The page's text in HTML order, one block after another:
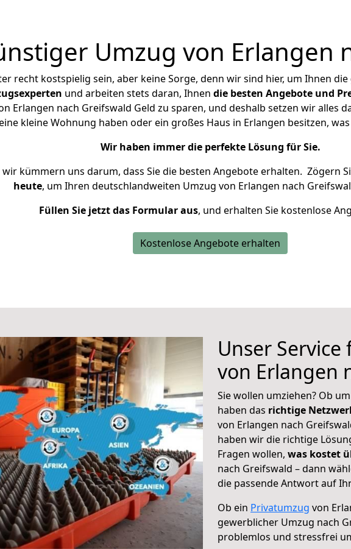
Umzug von Erlangen
recht kostspielig sein, aber keine Sorge, denn wir sind hier, um Ihnen die
und arbeiten stets daran, Ihnen die besten Angebote und
Erlangen nach Greifswald Geld zu sparen, und deshalb setzen wir alles
kleine Wohnung haben oder ein großes Haus in Erlangen besitzen,
Wir haben immer die perfekte Lösung für Sie.
wir kümmern uns darum, dass Sie die besten Angebote erhalten. Zögern
heute, um Ihren deutschlandweiten Umzug von Erlangen nach
Füllen Sie jetzt das Formular aus, und erhalten Sie kostenlose
Kostenlose Angebote erhalten
Unser
von Erlangen
Sie wollen umziehen? Ob
haben das richtige
von Erlangen nach
haben wir die richtige
Fragen wollen, was kostet
nach Greifswald – dann
die passende Antwort auf
Ob ein Privatumzug von
gewerblicher Umzug nach
problemlos und stressfrei